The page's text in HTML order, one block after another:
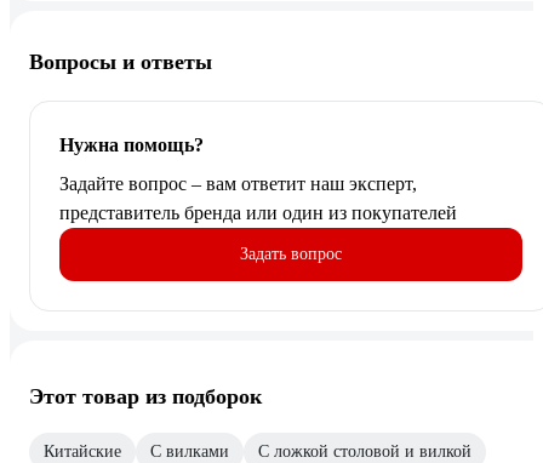
Вопросы и ответы
Нужна помощь?
Задайте вопрос – вам ответит наш эксперт,
представитель бренда или один из покупателей
Задать вопрос
Этот товар из подборок
Китайские С вилками С ложкой столовой и вилкой